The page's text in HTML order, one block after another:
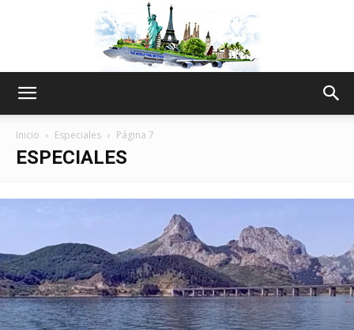
Thru
My
Inicio Especiales Página 7
ESPECIALES